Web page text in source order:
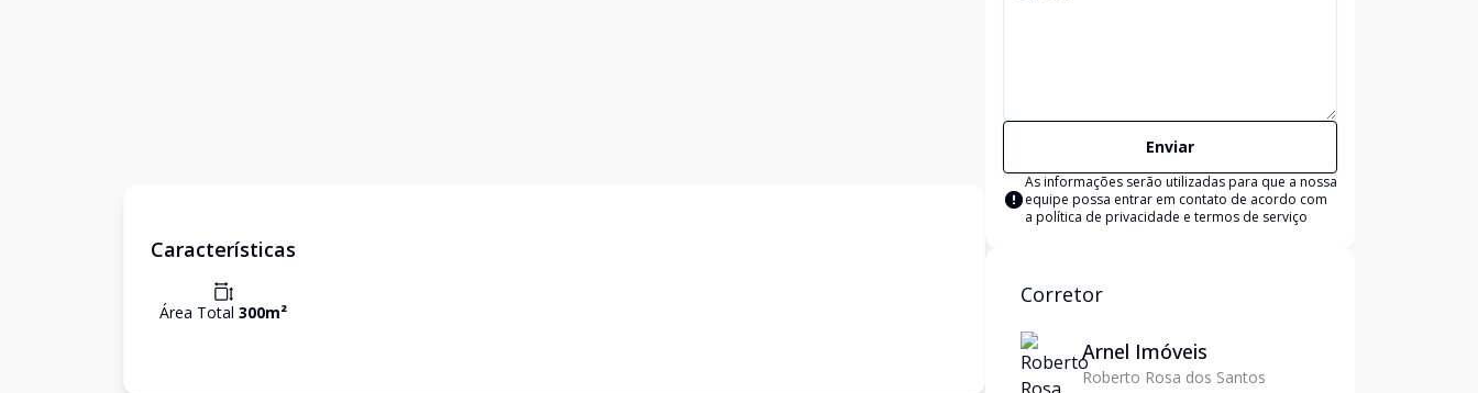
Características
Área Total 300m²
Enviar
As informações serão utilizadas para que a nossa
equipe possa entrar em contato de acordo com
a política de privacidade e termos de serviço
Corretor
Arnel Imóveis
Roberto Rosa dos Santos